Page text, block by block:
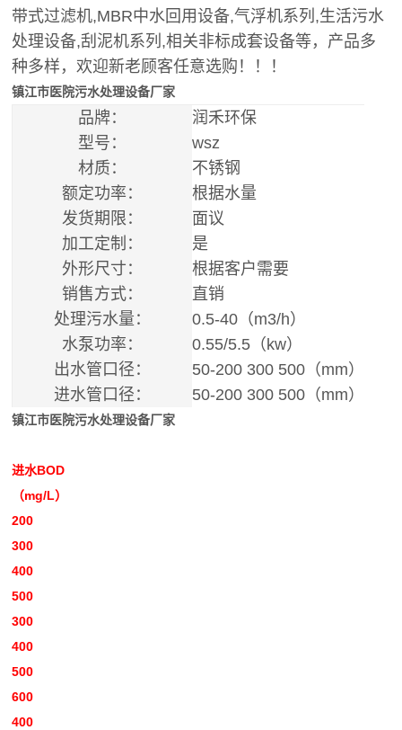
带式过滤机,MBR中水回用设备,气浮机系列,生活污水
处理设备,刮泥机系列,相关非标成套设备等，产品多
种多样，欢迎新老顾客任意选购！！！
镇江市医院污水处理设备厂家
品牌：
润禾环保
型号：
wsz
材质：
不锈钢
额定功率：
根据水量
发货期限：
面议
加工定制：
是
外形尺寸：
根据客户需要
销售方式：
直销
处理污水量：
0.5-40（m3/h）
水泵功率：
0.55/5.5（kw）
出水管口径：
50-200 300 500（mm）
进水管口径：
50-200 300 500（mm）
镇江市医院污水处理设备厂家
进水BOD
（mg/L）
200
300
400
500
300
400
500
600
400